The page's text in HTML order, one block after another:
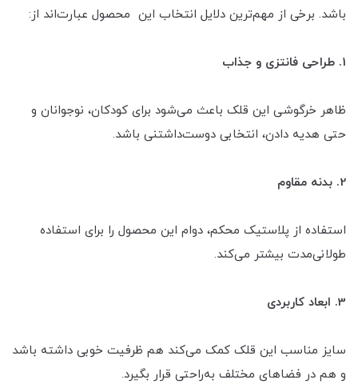
باشد. برخی از مهم‌ترین دلایل انتخاب این محصول عبارت‌اند از:
1. طراحی فانتزی و جذاب
ظاهر خرگوشی این قلک باعث می‌شود برای کودکان، نوجوانان و
حتی هدیه دادن، انتخابی دوست‌داشتنی باشد.
2. بدنه مقاوم
استفاده از پلاستیک محکم، دوام این محصول را برای استفاده
طولانی‌مدت بیشتر می‌کند.
3. ابعاد کاربردی
سایز مناسب این قلک کمک می‌کند هم ظرفیت خوبی داشته باشد
و هم در فضاهای مختلف به‌راحتی قرار بگیرد.